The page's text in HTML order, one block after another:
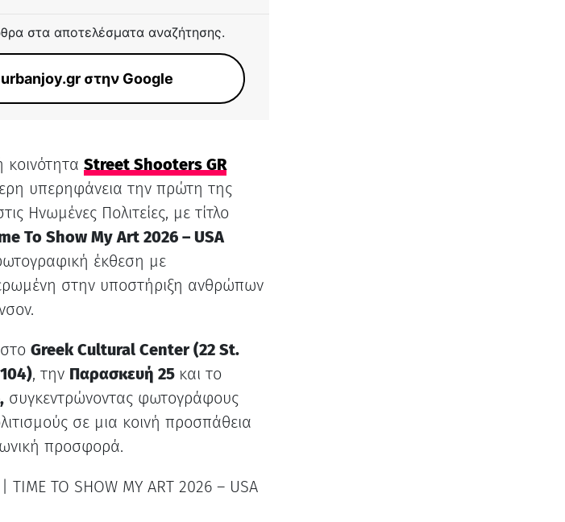
στα αποτελέσματα αναζήτησης.
στην Google
κοινότητα Street Shooters GR
υπερηφάνεια την πρώτη της
Ηνωμένες Πολιτείες, με τίτλο
To Show My Art 2026 – USA
έκθεση με
στην υποστήριξη ανθρώπων
Greek Cultural Center (22 St.
, την Παρασκευή 25 και το
συγκεντρώνοντας φωτογράφους
σε μια κοινή προσπάθεια
προσφορά.
TIME TO SHOW MY ART 2026 – USA